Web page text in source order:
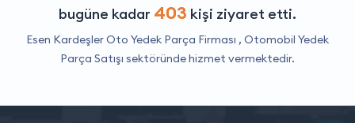
bugüne kadar 403 kişi ziyaret etti.
Esen Kardeşler Oto Yedek Parça Firması , Otomobil Yedek
Parça Satışı sektöründe hizmet vermektedir.